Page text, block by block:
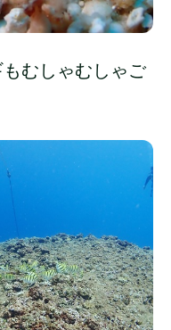
むしゃむしゃご